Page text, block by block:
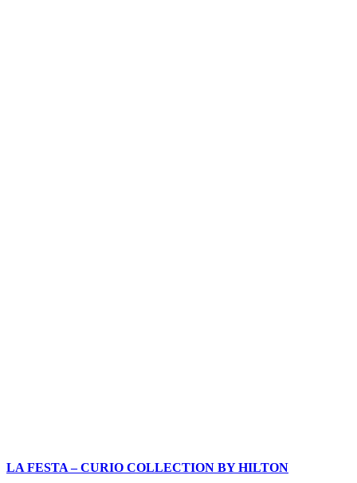
LA FESTA – CURIO COLLECTION BY HILTON